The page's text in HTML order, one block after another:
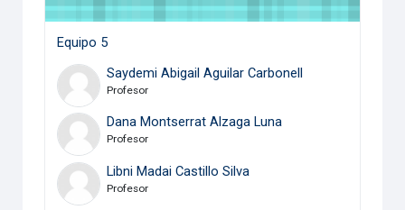
Equipo 5
Saydemi Abigail Aguilar Carbonell
Profesor
Dana Montserrat Alzaga Luna
Profesor
Libni Madai Castillo Silva
Profesor